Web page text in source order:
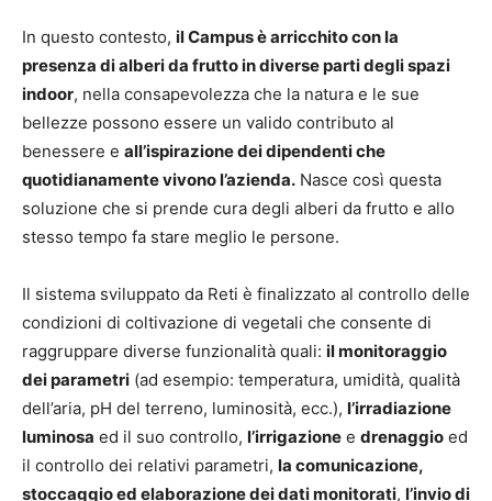
In questo contesto, il Campus è arricchito con la
presenza di alberi da frutto in diverse parti degli spazi
indoor, nella consapevolezza che la natura e le sue
bellezze possono essere un valido contributo al
benessere e all’ispirazione dei dipendenti che
quotidianamente vivono l’azienda. Nasce così questa
soluzione che si prende cura degli alberi da frutto e allo
stesso tempo fa stare meglio le persone.
Il sistema sviluppato da Reti è finalizzato al controllo delle
condizioni di coltivazione di vegetali che consente di
raggruppare diverse funzionalità quali: il monitoraggio
dei parametri (ad esempio: temperatura, umidità, qualità
dell’aria, pH del terreno, luminosità, ecc.), l’irradiazione
luminosa ed il suo controllo, l’irrigazione e drenaggio ed
il controllo dei relativi parametri, la comunicazione,
stoccaggio ed elaborazione dei dati monitorati, l’invio di